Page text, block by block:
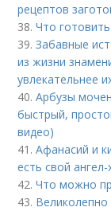
рецептов
38.Что
39.Забавные
из жизни
увлекательнее
40.Арбузы
быстрый,
видео)
41.Афанасий и
есть свой
42.Что можно
43. Великолепно